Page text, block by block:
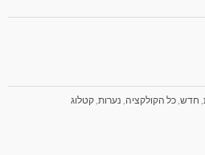
,כל הקולקציה,נערות,קטלוג